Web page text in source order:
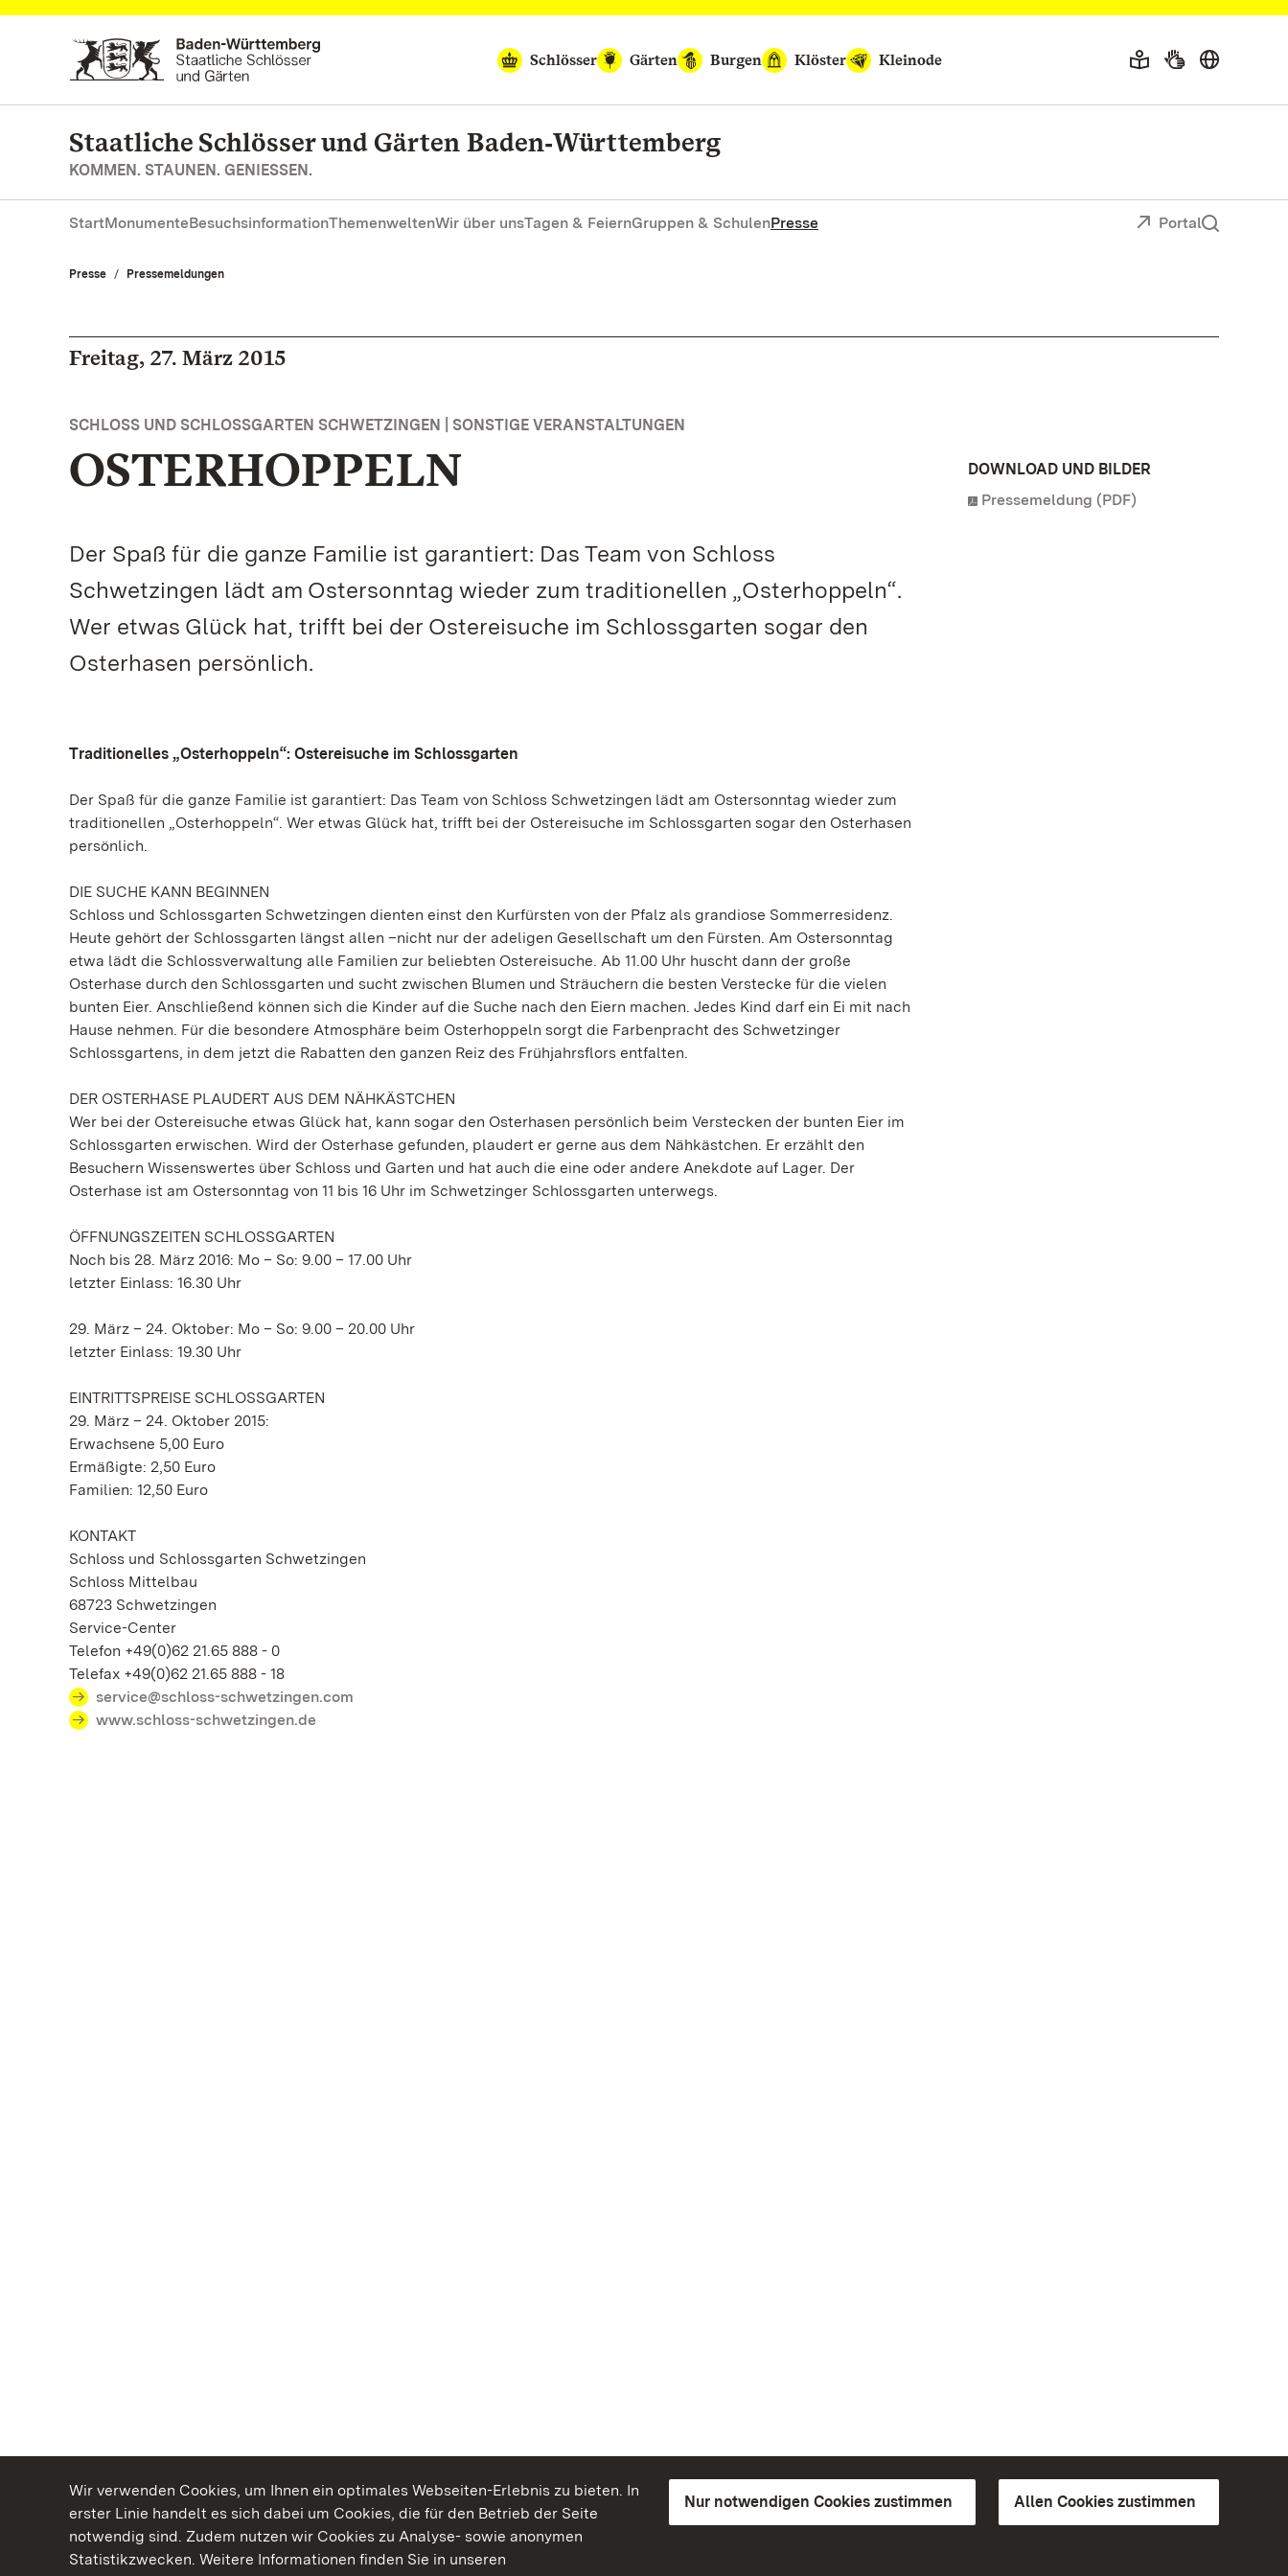
Wir verwenden Cookies, um Ihnen ein optimales Webseiten-Erlebnis zu bieten. In
erster Linie handelt es sich dabei um Cookies, die für den Betrieb der Seite
notwendig sind. Zudem nutzen wir Cookies zu Analyse- sowie anonymen
Statistikzwecken. Weitere Informationen finden Sie in unseren
Nur notwendigen Cookies zustimmen Allen Cookies zustimmen
Zum Hauptinhalt springen
Schlösser
Gärten Burgen Klöster Kleinode
Staatliche Schlösser und Gärten Baden‑Württemberg
KOMMEN. STAUNEN. GENIESSEN.
StartMonumenteBesuchsinformationThemenweltenWir über unsTagen & FeiernGruppen & SchulenPresse Portal
Presse Pressemeldungen
Freitag, 27. März 2015
SCHLOSS UND SCHLOSSGARTEN SCHWETZINGEN | SONSTIGE VERANSTALTUNGEN
OSTERHOPPELN
Der Spaß für die ganze Familie ist garantiert: Das Team von Schloss
Schwetzingen lädt am Ostersonntag wieder zum traditionellen „Osterhoppeln“.
Wer etwas Glück hat, trifft bei der Ostereisuche im Schlossgarten sogar den
Osterhasen persönlich.
Traditionelles „Osterhoppeln“: Ostereisuche im Schlossgarten
Der Spaß für die ganze Familie ist garantiert: Das Team von Schloss Schwetzingen lädt am Ostersonntag wieder zum
traditionellen „Osterhoppeln“. Wer etwas Glück hat, trifft bei der Ostereisuche im Schlossgarten sogar den Osterhasen
persönlich.
DIE SUCHE KANN BEGINNEN
Schloss und Schlossgarten Schwetzingen dienten einst den Kurfürsten von der Pfalz als grandiose Sommerresidenz.
Heute gehört der Schlossgarten längst allen –nicht nur der adeligen Gesellschaft um den Fürsten. Am Ostersonntag
etwa lädt die Schlossverwaltung alle Familien zur beliebten Ostereisuche. Ab 11.00 Uhr huscht dann der große
Osterhase durch den Schlossgarten und sucht zwischen Blumen und Sträuchern die besten Verstecke für die vielen
bunten Eier. Anschließend können sich die Kinder auf die Suche nach den Eiern machen. Jedes Kind darf ein Ei mit nach
Hause nehmen. Für die besondere Atmosphäre beim Osterhoppeln sorgt die Farbenpracht des Schwetzinger
Schlossgartens, in dem jetzt die Rabatten den ganzen Reiz des Frühjahrsflors entfalten.
DER OSTERHASE PLAUDERT AUS DEM NÄHKÄSTCHEN
Wer bei der Ostereisuche etwas Glück hat, kann sogar den Osterhasen persönlich beim Verstecken der bunten Eier im
Schlossgarten erwischen. Wird der Osterhase gefunden, plaudert er gerne aus dem Nähkästchen. Er erzählt den
Besuchern Wissenswertes über Schloss und Garten und hat auch die eine oder andere Anekdote auf Lager. Der
Osterhase ist am Ostersonntag von 11 bis 16 Uhr im Schwetzinger Schlossgarten unterwegs.
ÖFFNUNGSZEITEN SCHLOSSGARTEN
Noch bis 28. März 2016: Mo – So: 9.00 – 17.00 Uhr
letzter Einlass: 16.30 Uhr
29. März – 24. Oktober: Mo – So: 9.00 – 20.00 Uhr
letzter Einlass: 19.30 Uhr
EINTRITTSPREISE SCHLOSSGARTEN
29. März – 24. Oktober 2015:
Erwachsene 5,00 Euro
Ermäßigte: 2,50 Euro
Familien: 12,50 Euro
KONTAKT
Schloss und Schlossgarten Schwetzingen
Schloss Mittelbau
68723 Schwetzingen
Service-Center
Telefon +49(0)62 21.65 888 - 0
Telefax +49(0)62 21.65 888 - 18
service@schloss-schwetzingen.com
www.schloss-schwetzingen.de
DOWNLOAD UND BILDER
Pressemeldung (PDF)